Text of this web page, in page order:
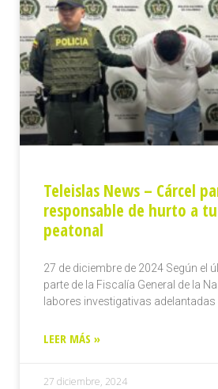
Teleislas News – Cárcel
responsable de hurto a
peatonal
27 de diciembre de 2024 Según el
parte de la Fiscalía General de la
labores investigativas adelantadas
LEER MÁS »
27 diciembre, 2024